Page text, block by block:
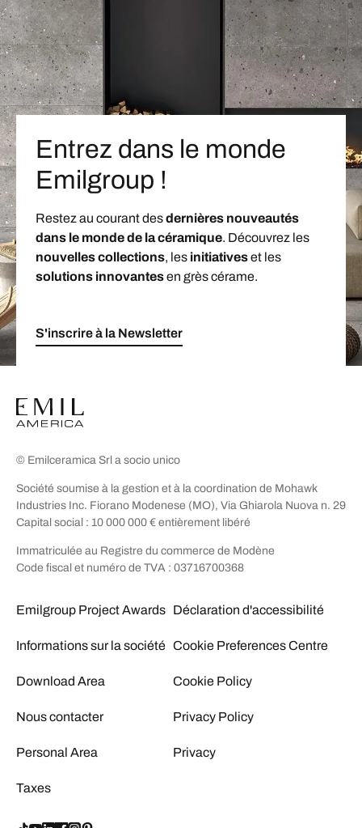
Entrez dans le monde
Emilgroup !
Restez au courant desdernières nouveautés
dans le monde de la céramique. Découvrez les
nouvelles collections, les initiativeset les
solutions innovantesen grès cérame.
S'inscrire à la Newsletter
© Emilceramica Srl a socio unico
Société soumise à la gestion et à la coordination de Mohawk
Industries Inc. Fiorano Modenese (MO), Via Ghiarola Nuova n. 29
Capital social : 10 000 000 € entièrement libéré
Immatriculée au Registre du commerce de Modène
Code fiscal et numéro de TVA : 03716700368
Emilgroup Project Awards
Informations sur la société
Download Area
Nous contacter
Personal Area
Taxes
Déclaration d'accessibilité
Cookie Preferences Centre
Cookie Policy
Privacy Policy
Privacy